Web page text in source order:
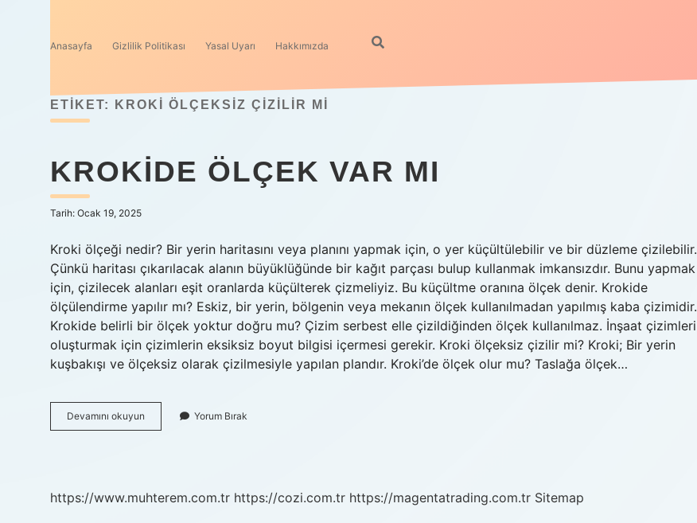
Anasayfa Gizlilik Politikası Yasal Uyarı Hakkımızda
ETIKET: KROKI ÖLÇEKSIZ ÇIZILIR MI
KROKIDE ÖLÇEK VAR MI
Tarih: Ocak 19, 2025
Kroki ölçeği nedir? Bir yerin haritasını veya planını yapmak için, o yer küçültülebilir ve bir düzleme çizilebilir.
Çünkü haritası çıkarılacak alanın büyüklüğünde bir kağıt parçası bulup kullanmak imkansızdır. Bunu yapmak
için, çizilecek alanları eşit oranlarda küçülterek çizmeliyiz. Bu küçültme oranına ölçek denir. Krokide
ölçülendirme yapılır mı? Eskiz, bir yerin, bölgenin veya mekanın ölçek kullanılmadan yapılmış kaba çizimidir.
Krokide belirli bir ölçek yoktur doğru mu? Çizim serbest elle çizildiğinden ölçek kullanılmaz. İnşaat çizimleri
oluşturmak için çizimlerin eksiksiz boyut bilgisi içermesi gerekir. Kroki ölçeksiz çizilir mi? Kroki; Bir yerin
kuşbakışı ve ölçeksiz olarak çizilmesiyle yapılan plandır. Kroki’de ölçek olur mu? Taslağa ölçek…
Devamını okuyun
Ölçek
Yorum Bırak
https://www.muhterem.com.tr https://cozi.com.tr https://magentatrading.com.tr Sitemap